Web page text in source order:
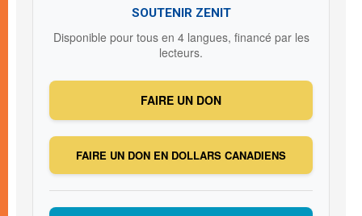
SOUTENIR ZENIT
Disponible pour tous en 4 langues, financé par les
lecteurs.
FAIRE UN DON
FAIRE UN DON EN DOLLARS CANADIENS